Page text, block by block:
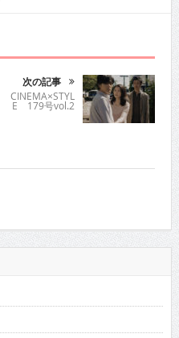
次の記事
CINEMA×STYL
E 179号vol.2